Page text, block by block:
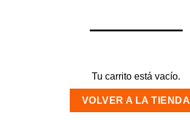
Tu carrito está vacío.
VOLVER A LA TIENDA